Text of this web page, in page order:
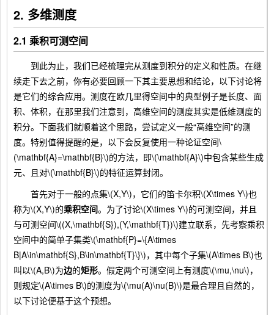
2. 多维测度
2.1 乘积可测空间
到此为止，我们已经梳理完从测度到积分的定义和性质。在继
续走下去之前，你有必要回顾一下其主要思想和结论，以下讨论将
是它们的综合应用。测度在欧几里得空间中的典型例子是长度、面
积、体积，在那里我们注意到，高维空间的测度其实是低维测度的
积分。下面我们就顺着这个思路，尝试定义一般“高维空间”的测
度。特别值得提醒的是，以下会反复使用一种论证空间\
(\mathbf{A}=\mathbf{B}\)的方法，即\(\mathbf{A}\)中包含某些生成
元、且对\(\mathbf{B}\)的特征运算封闭。
首先对于一般的点集\(X,Y\)，它们的笛卡尔积\(X\times Y\)也
称为\(X,Y\)的乘积空间。为了讨论\(X\times Y\)的可测空间，并且
与可测空间\((X,\mathbf{S}),(Y,\mathbf{T})\)建立联系，先考察乘积
空间中的简单子集类\(\mathbf{P}=\{A\times
B|A\in\mathbf{S},B\in\mathbf{T}\}\)，其中每个子集\(A\times B\)也
叫以\(A,B\)为边的矩形。假定两个可测空间上有测度\(\mu,\nu\)，
则规定\(A\times B\)的测度为\(\mu(A)\nu(B)\)是最合理且自然的，
以下讨论便基于这个预想。